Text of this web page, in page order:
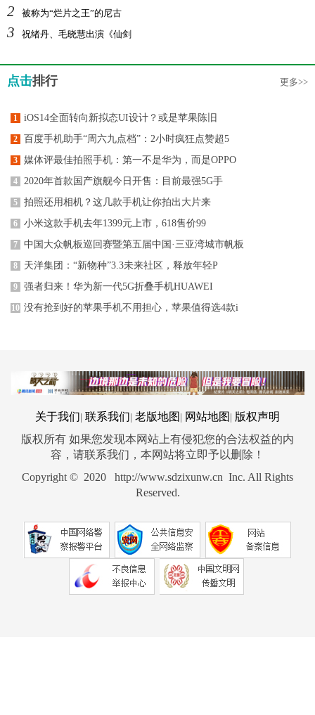
2 被称为“烂片之王”的尼古
3 祝绪丹、毛晓慧出演《仙剑
点击排行 更多>>
1 iOS14全面转向新拟态UI设计？或是苹果陈旧
2 百度手机助手“周六九点档”：2小时疯狂点赞超5
3 媒体评最佳拍照手机：第一不是华为，而是OPPO
4 2020年首款国产旗舰今日开售：目前最强5G手
5 拍照还用相机？这几款手机让你拍出大片来
6 小米这款手机去年1399元上市，618售价99
7 中国大众帆板巡回赛暨第五届中国·三亚湾城市帆板
8 天洋集团：“新物种”3.3未来社区，释放年轻P
9 强者归来！华为新一代5G折叠手机HUAWEI
10 没有抢到好的苹果手机不用担心，苹果值得选4款i
关于我们 联系我们 老版地图 网站地图
版权声明
版权所有 如果您发现本网站上有侵犯您的合法权益的内
容，请联系我们，本网站将立即予以删除！
Copyright © 2020 http://www.sdzixunw.cn Inc. All Rights
Reserved.